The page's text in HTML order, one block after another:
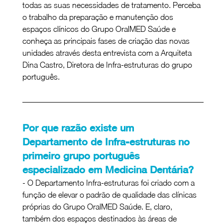
todas as suas necessidades de tratamento. Perceba
o trabalho da preparação e manutenção dos
espaços clínicos do Grupo OralMED Saúde e
conheça as principais fases de criação das novas
unidades através desta entrevista com a Arquiteta
Dina Castro, Diretora de Infra-estruturas do grupo
português.
Por que razão existe um
Departamento de Infra-estruturas no
primeiro grupo português
especializado em Medicina Dentária?
- O Departamento Infra-estruturas foi criado com a
função de elevar o padrão de qualidade das clínicas
próprias do Grupo OralMED Saúde. E, claro,
também dos espaços destinados às áreas de